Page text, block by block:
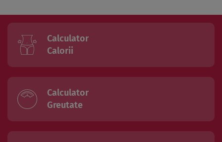
Calculator
Calorii
Calculator
Greutate